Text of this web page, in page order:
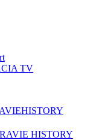
TV
HISTORY
HISTORY